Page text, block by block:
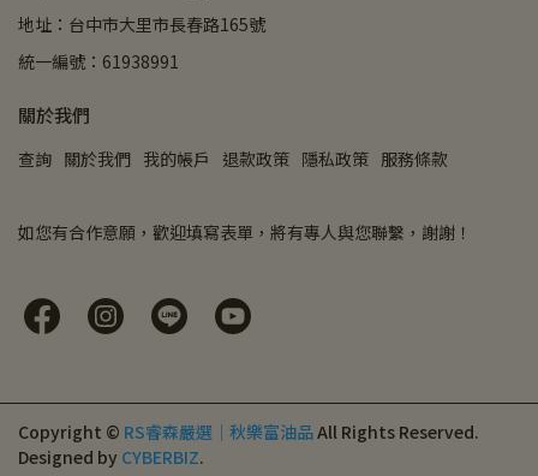
地址：台中市大里市長春路165號
統一編號：61938991
關於我們
查詢 關於我們 我的帳戶 退款政策 隱私政策 服務條款
如您有合作意願，歡迎填寫表單，將有專人與您聯繫，謝謝！
Copyright © RS睿森嚴選｜秋樂富油品All Rights Reserved.
Designed by CYBERBIZ.